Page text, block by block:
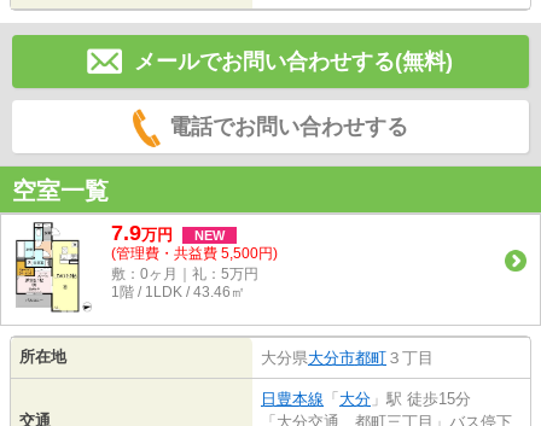
メールでお問い合わせする(無料)
電話でお問い合わせする
空室一覧
7.9万円 NEW
(管理費・共益費 5,500円)
敷：0ヶ月｜礼：5万円
1階 / 1LDK / 43.46㎡
所在地 大分県大分市都町 ３丁目
交通
日豊本線 「 大分 」駅 徒歩15分
「大分交通 都町三丁目」バス停下